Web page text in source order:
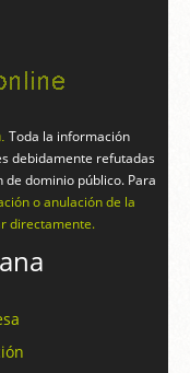
Toda la información
debidamente refutadas
dominio público. Para
o anulación de la
directamente.